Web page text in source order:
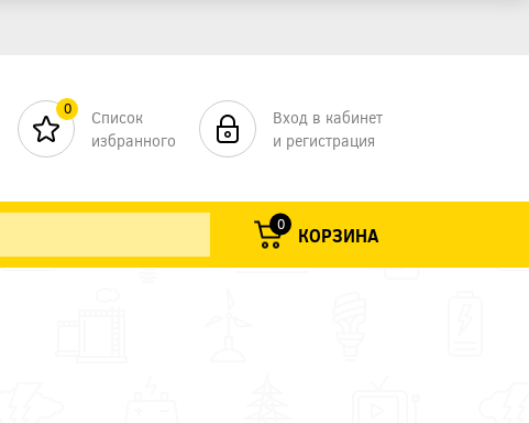
0
Список
избранного
Вход в кабинет
и регистрация
0 КОРЗИНА